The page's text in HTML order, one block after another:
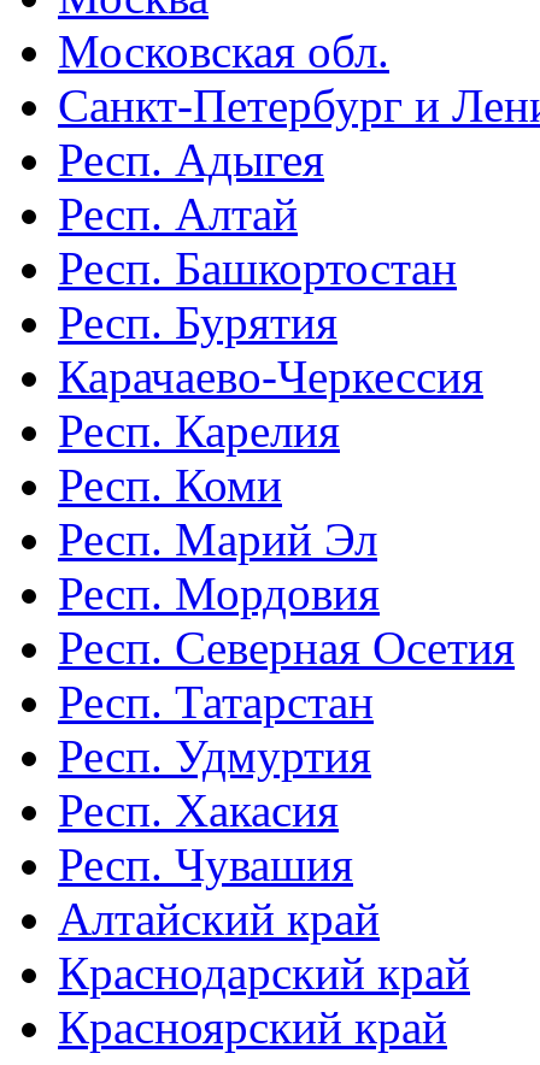
Московская обл.
Санкт-Петербург и
Респ. Адыгея
Респ. Алтай
Респ. Башкортостан
Респ. Бурятия
Карачаево-Черкессия
Респ. Карелия
Респ. Коми
Респ. Марий Эл
Респ. Мордовия
Респ. Северная Осетия
Респ. Татарстан
Респ. Удмуртия
Респ. Хакасия
Респ. Чувашия
Алтайский край
Краснодарский край
Красноярский край